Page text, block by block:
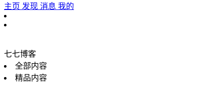
主页 发现 消息 我的
七七博客
全部内容
精品内容